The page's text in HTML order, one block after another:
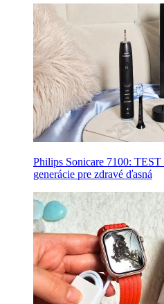
Philips Sonicare 7100:
generácie pre zdravé ďasná